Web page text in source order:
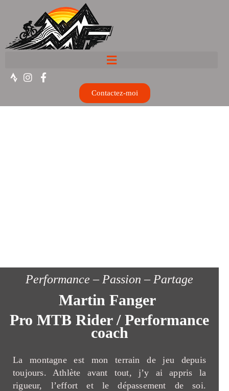
Contactez-moi
Performance – Passion – Partage
Martin Fanger
Pro MTB Rider / Performance
coach
La montagne est mon terrain de jeu depuis
toujours. Athlète avant tout, j’y ai appris la
rigueur, l’effort et le dépassement de soi.